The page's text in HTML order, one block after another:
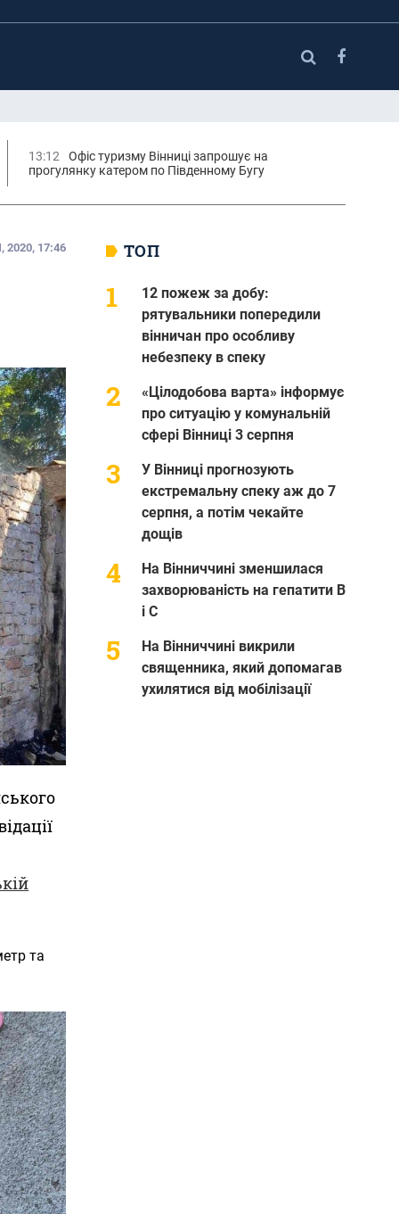
13:12
Офіс туризму Вінниці запрошує на
прогулянку катером по Південному Бугу
2020, 17:46
та
ТОП
12 пожеж за добу:
рятувальники попередили
вінничан про особливу
небезпеку в спеку
«Цілодобова варта» інформує
про ситуацію у комунальній
сфері Вінниці 3 серпня
У Вінниці прогнозують
екстремальну спеку аж до 7
серпня, а потім чекайте
дощів
На Вінниччині зменшилася
захворюваність на гепатити В
і С
На Вінниччині викрили
священника, який допомагав
ухилятися від мобілізації